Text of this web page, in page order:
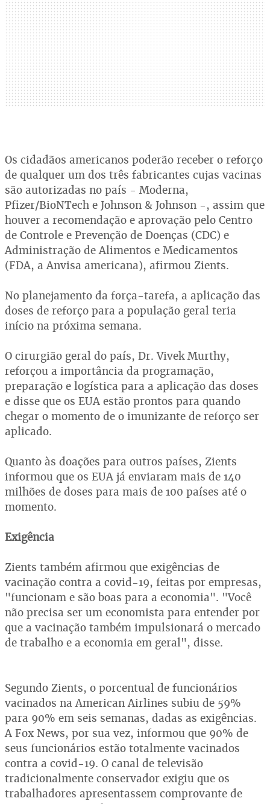
Os cidadãos americanos poderão receber o reforço
de qualquer um dos três fabricantes cujas vacinas
são autorizadas no país - Moderna,
Pfizer/BioNTech e Johnson & Johnson -, assim que
houver a recomendação e aprovação pelo Centro
de Controle e Prevenção de Doenças (CDC) e
Administração de Alimentos e Medicamentos
(FDA, a Anvisa americana), afirmou Zients.
No planejamento da força-tarefa, a aplicação das
doses de reforço para a população geral teria
início na próxima semana.
O cirurgião geral do país, Dr. Vivek Murthy,
reforçou a importância da programação,
preparação e logística para a aplicação das doses
e disse que os EUA estão prontos para quando
chegar o momento de o imunizante de reforço ser
aplicado.
Quanto às doações para outros países, Zients
informou que os EUA já enviaram mais de 140
milhões de doses para mais de 100 países até o
momento.
Exigência
Zients também afirmou que exigências de
vacinação contra a covid-19, feitas por empresas,
"funcionam e são boas para a economia". "Você
não precisa ser um economista para entender por
que a vacinação também impulsionará o mercado
de trabalho e a economia em geral", disse.
Segundo Zients, o porcentual de funcionários
vacinados na American Airlines subiu de 59%
para 90% em seis semanas, dadas as exigências.
A Fox News, por sua vez, informou que 90% de
seus funcionários estão totalmente vacinados
contra a covid-19. O canal de televisão
tradicionalmente conservador exigiu que os
trabalhadores apresentassem comprovante de